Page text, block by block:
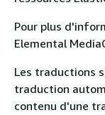
Pour plus
Elemental
Les traductions
traduction
contenu d'une